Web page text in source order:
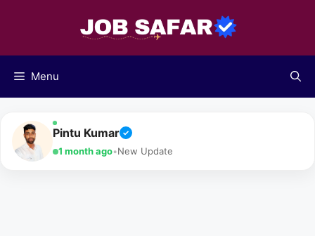
Menu
Pintu Kumar ✓
1 month ago•New Update